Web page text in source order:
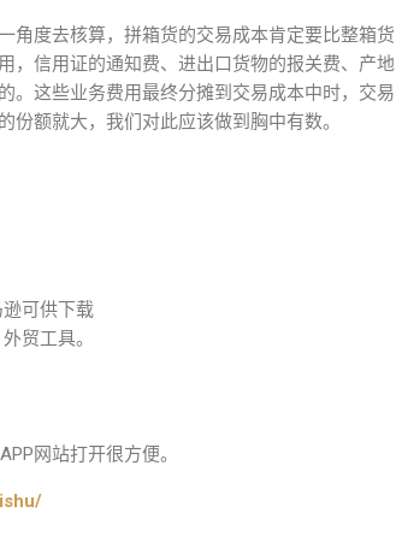
角度去核算，拼箱货的交易成本肯定要比整箱货
，信用证的通知费、进出口货物的报关费、产地
。这些业务费用最终分摊到交易成本中时，交易
额就大，我们对此应该做到胸中有数。
可供下载
贸工具。
网站打开很方便。